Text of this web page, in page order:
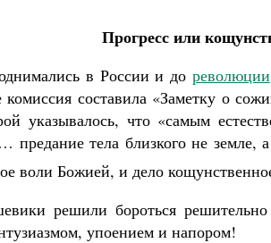
Прогресс или
в России и до революции
составила «Заметку о
указывалось, что «самым
предание тела близкого не земле,
воли Божией, и дело
решили бороться
упоением и напором!